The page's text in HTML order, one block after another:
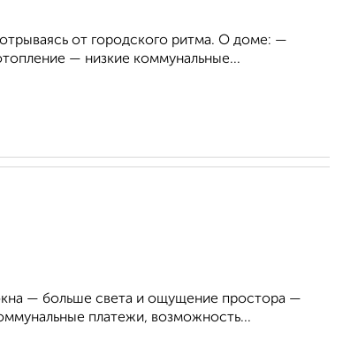
от городского ритма. О доме: —
— низкие коммунальные...
— больше света и ощущение простора —
платежи, возможность...